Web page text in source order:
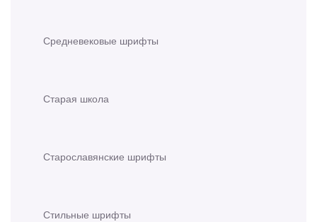
Средневековые шрифты
Старая школа
Старославянские шрифты
Стильные шрифты